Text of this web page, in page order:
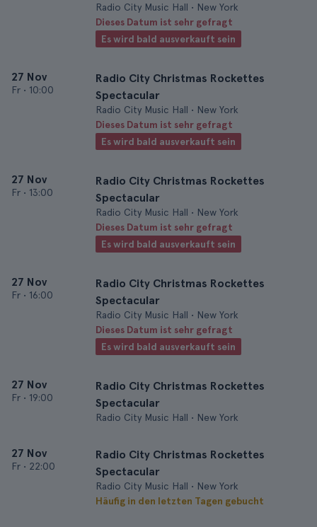
Radio City Music Hall • New York
Dieses Datum ist sehr gefragt
Es wird bald ausverkauft sein
27 Nov
Fr • 10:00
Radio City Christmas Rockettes
Spectacular
Radio City Music Hall • New York
Dieses Datum ist sehr gefragt
Es wird bald ausverkauft sein
27 Nov
Fr • 13:00
Radio City Christmas Rockettes
Spectacular
Radio City Music Hall • New York
Dieses Datum ist sehr gefragt
Es wird bald ausverkauft sein
27 Nov
Fr • 16:00
Radio City Christmas Rockettes
Spectacular
Radio City Music Hall • New York
Dieses Datum ist sehr gefragt
Es wird bald ausverkauft sein
27 Nov
Fr • 19:00
Radio City Christmas Rockettes
Spectacular
Radio City Music Hall • New York
27 Nov
Fr • 22:00
Radio City Christmas Rockettes
Spectacular
Radio City Music Hall • New York
Häufig in den letzten Tagen gebucht